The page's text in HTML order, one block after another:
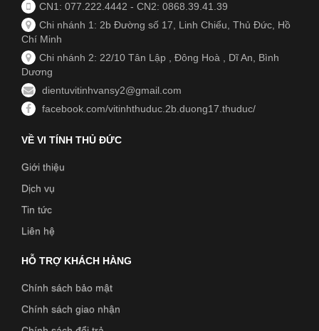
CN1: 077.222.4442 - CN2: 0868.39.41.39
Chi nhánh 1: 2b Đường số 17, Linh Chiểu, Thủ Đức, Hồ
Chí Minh
Chi nhánh 2: 22/10 Tân Lập , Đông Hoà , Dĩ An, Bình
Dương
dientuvitinhvansy2@gmail.com
facebook.com/vitinhthuduc.2b.duong17.thuduc/
VỀ VI TÍNH THỦ ĐỨC
Giới thiệu
Dịch vụ
Tin tức
Liên hệ
HỖ TRỢ KHÁCH HÀNG
Chính sách bảo mật
Chính sách giao nhận